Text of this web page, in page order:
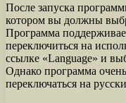
После запуска
котором вы должны
Программа
переключиться на
ссылке «Language» и
Однако программа
переключаться на